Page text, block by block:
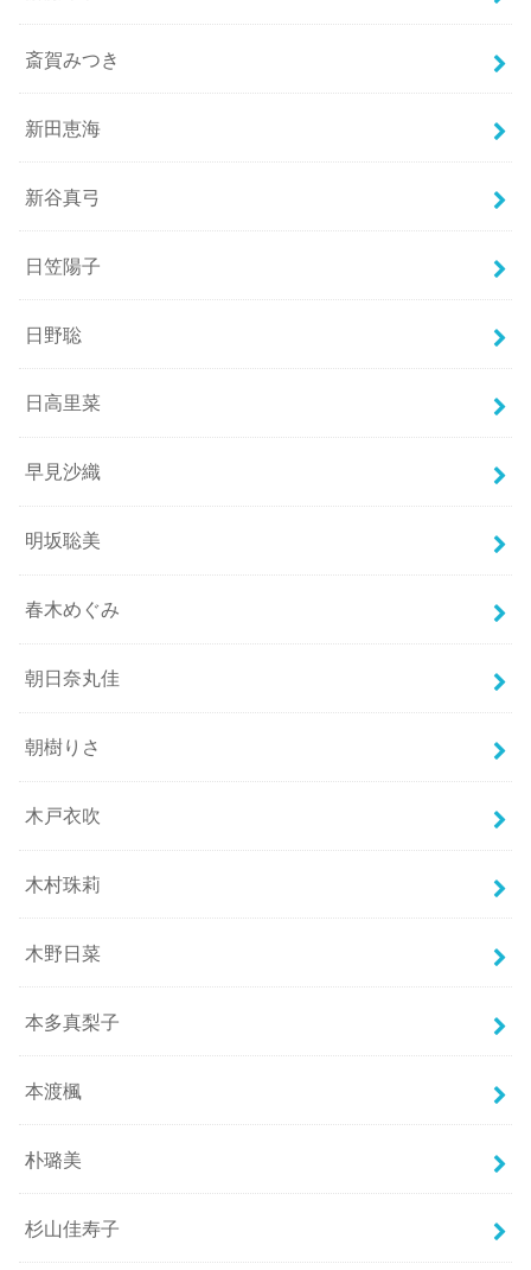
斎賀みつき
新田恵海
新谷真弓
日笠陽子
日野聡
日高里菜
早見沙織
明坂聡美
春木めぐみ
朝日奈丸佳
朝樹りさ
木戸衣吹
木村珠莉
木野日菜
本多真梨子
本渡楓
朴璐美
杉山佳寿子